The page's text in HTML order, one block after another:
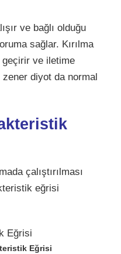
ve bağlı olduğu
sağlar. Kırılma
geçirir ve iletime
diyot da normal
çalıştırılması
eğrisi
Eğrisi